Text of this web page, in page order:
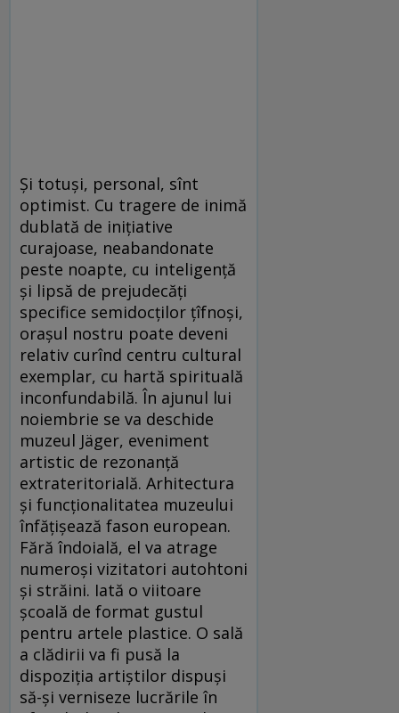
Și totuși, personal, sînt
optimist. Cu tragere de inimă
dublată de inițiative
curajoase, neabandonate
peste noapte, cu inteligență
și lipsă de prejudecăți
specifice semidocților țîfnoși,
orașul nostru poate deveni
relativ curînd centru cultural
exemplar, cu hartă spirituală
inconfundabilă. În ajunul lui
noiembrie se va deschide
muzeul Jäger, eveniment
artistic de rezonanță
extrateritorială. Arhitectura
și funcționalitatea muzeului
înfățișează fason european.
Fără îndoială, el va atrage
numeroși vizitatori autohtoni
și străini. Iată o viitoare
școală de format gustul
pentru artele plastice. O sală
a clădirii va fi pusă la
dispoziția artiștilor dispuși
să-și verniseze lucrările în